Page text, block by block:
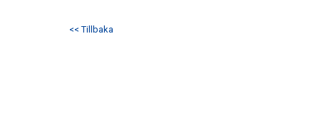
<< Tillbaka